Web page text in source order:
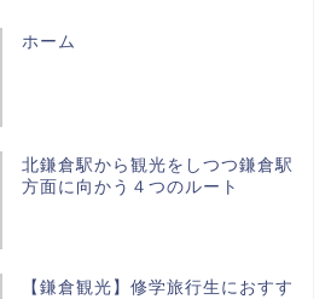
ホーム
北鎌倉駅から観光をしつつ鎌倉駅
方面に向かう４つのルート
【鎌倉観光】修学旅行生におすす